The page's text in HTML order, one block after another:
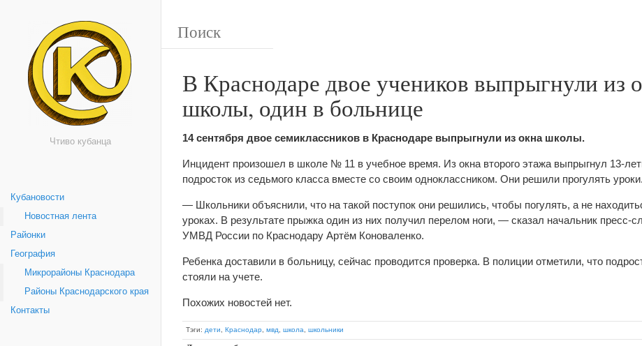
Чтиво кубанца
Кубановости
Новостная лента
Районки
География
Микрорайоны Краснодара
Районы Краснодарского края
Контакты
В Краснодаре двое учеников выпрыгнули из
школы, один в больнице
14 сентября двое семиклассников в Краснодаре выпрыгнули из окна школы.
Инцидент произошел в школе № 11 в учебное время. Из окна второго этажа выпрыгнул 13-
подросток из седьмого класса вместе со своим одноклассником. Они решили прогулять уроки.
— Школьники объяснили, что на такой поступок они решились, чтобы погулять, а не
уроках. В результате прыжка один из них получил перелом ноги, — сказал начальник пресс-
УМВД России по Краснодару Артём Коноваленко.
Ребенка доставили в больницу, сейчас проводится проверка. В полиции отметили, что
стояли на учете.
Похожих новостей нет.
Тэги: дети Краснодар мвд школа школьники